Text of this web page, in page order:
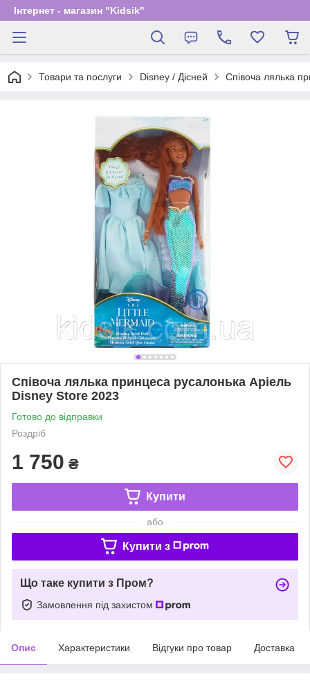
Інтернет - магазин "Kidsik"
Товари та послуги Disney / Дісней Співоча лялька
Співоча лялька принцеса русалонька Аріель
Disney Store 2023
Готово до відправки
Роздріб
1 750 ₴
Купити
або
Купити з
Що таке купити з Пром?
Замовлення під захистом
Опис Характеристики Відгуки про товар Доставка